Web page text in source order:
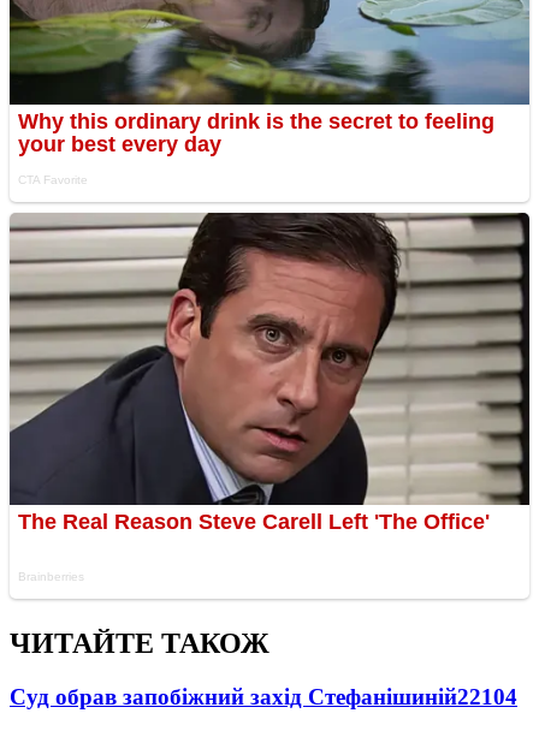
ЧИТАЙТЕ ТАКОЖ
Суд обрав запобіжний захід Стефанішиній22104